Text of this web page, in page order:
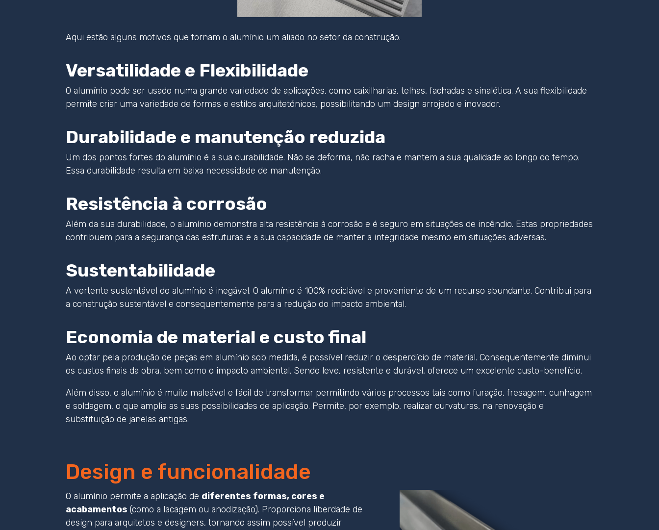
Aqui estão alguns motivos que tornam o alumínio um aliado no setor da construção.
Versatilidade e Flexibilidade
O alumínio pode ser usado numa grande variedade de aplicações, como caixilharias, telhas, fachadas e sinalética. A sua flexibilidade
permite criar uma variedade de formas e estilos arquitetónicos, possibilitando um design arrojado e inovador.
Durabilidade e manutenção reduzida
Um dos pontos fortes do alumínio é a sua durabilidade. Não se deforma, não racha e mantem a sua qualidade ao longo do tempo.
Essa durabilidade resulta em baixa necessidade de manutenção.
Resistência à corrosão
Além da sua durabilidade, o alumínio demonstra alta resistência à corrosão e é seguro em situações de incêndio. Estas propriedades
contribuem para a segurança das estruturas e a sua capacidade de manter a integridade mesmo em situações adversas.
Sustentabilidade
A vertente sustentável do alumínio é inegável. O alumínio é 100% reciclável e proveniente de um recurso abundante. Contribui para
a construção sustentável e consequentemente para a redução do impacto ambiental.
Economia de material e custo final
Ao optar pela produção de peças em alumínio sob medida, é possível reduzir o desperdício de material. Consequentemente diminui
os custos finais da obra, bem como o impacto ambiental. Sendo leve, resistente e durável, oferece um excelente custo-benefício.
Além disso, o alumínio é muito maleável e fácil de transformar permitindo vários processos tais como furação, fresagem, cunhagem
e soldagem, o que amplia as suas possibilidades de aplicação. Permite, por exemplo, realizar curvaturas, na renovação e
substituição de janelas antigas.
Design e funcionalidade
O alumínio permite a aplicação de diferentes formas, cores e
acabamentos (como a lacagem ou anodização). Proporciona liberdade de
design para arquitetos e designers, tornando assim possível produzir